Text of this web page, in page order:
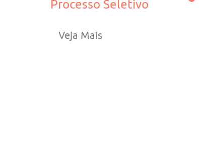
Processo Seletivo
Veja Mais